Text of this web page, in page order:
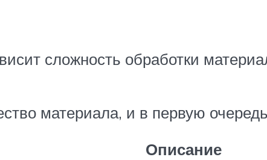
сложность обработки
материала, и в первую
Описание